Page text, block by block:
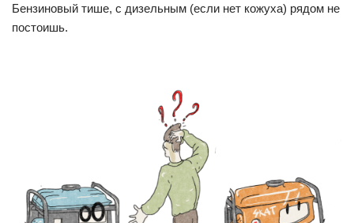
Бензиновый тише, с дизельным (если нет кожуха) рядом не
постоишь.